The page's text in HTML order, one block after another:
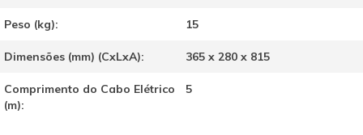
Peso (kg): 15
Dimensões (mm) (CxLxA): 365 x 280 x 815
Comprimento do Cabo Elétrico
(m):
5